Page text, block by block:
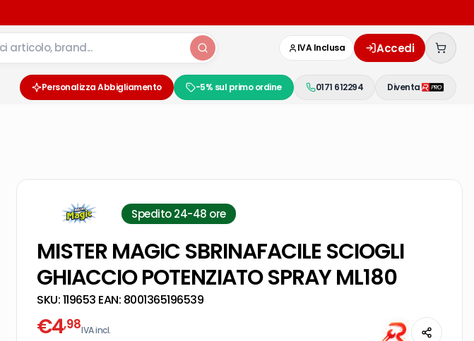
IVA Inclusa Accedi
Personalizza Abbigliamento -5% sul primo ordine 0171 612294 Diventa
Spedito 24-48 ore
MISTER MAGIC SBRINAFACILE SCIOGLI
GHIACCIO POTENZIATO SPRAY ML180
SKU:119653 EAN: 8001365196539
€4,98IVA incl.